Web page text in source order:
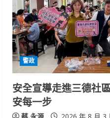
警政
安全宣導走進三德社
安每一步